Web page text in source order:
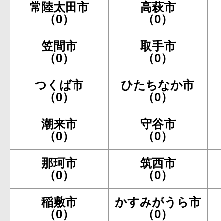
常陸太田市
（0）
高萩市
（0）
笠間市
（0）
取手市
（0）
つくば市
（0）
ひたちなか市
（0）
潮来市
（0）
守谷市
（0）
那珂市
（0）
筑西市
（0）
稲敷市
（0）
かすみがうら市
（0）